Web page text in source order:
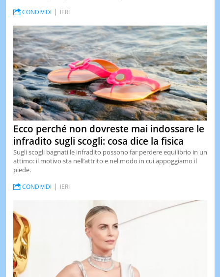
CONDIVIDI IERI
Ecco perché non dovreste mai indossare le
infradito sugli scogli: cosa dice la fisica
Sugli scogli bagnati le infradito possono far perdere equilibrio in un
attimo: il motivo sta nell’attrito e nel modo in cui appoggiamo il
piede.
CONDIVIDI IERI